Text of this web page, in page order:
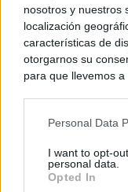
nosotros y nuestros
localización
características de
otorgarnos su
para que llevemos
negar su
de su
rechazar tal
Personal Data
I want to opt-
personal data.
Opted In